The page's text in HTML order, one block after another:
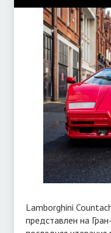
Lamborghini
представлен на